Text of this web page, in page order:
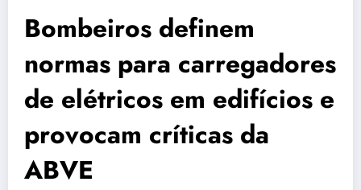
Bombeiros definem
normas para carregadores
de elétricos em edifícios e
provocam críticas da
ABVE